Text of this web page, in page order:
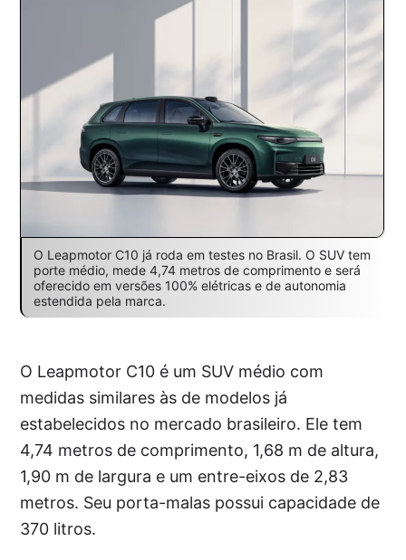
O Leapmotor C10 já roda em testes no Brasil. O SUV tem
porte médio, mede 4,74 metros de comprimento e será
oferecido em versões 100% elétricas e de autonomia
estendida pela marca.
O Leapmotor C10 é um SUV médio com
medidas similares às de modelos já
estabelecidos no mercado brasileiro. Ele tem
4,74 metros de comprimento, 1,68 m de altura,
1,90 m de largura e um entre-eixos de 2,83
metros. Seu porta-malas possui capacidade de
370 litros.